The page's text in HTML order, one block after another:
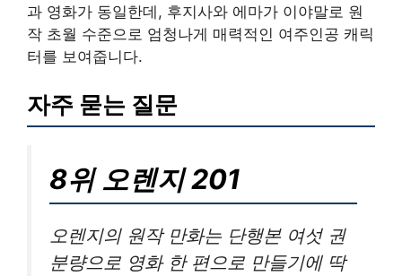
과 영화가 동일한데, 후지사와 에마가 이야말로 원
작 초월 수준으로 엄청나게 매력적인 여주인공 캐릭
터를 보여줍니다.
자주 묻는 질문
8위 오렌지 201
오렌지의 원작 만화는 단행본 여섯 권
분량으로 영화 한 편으로 만들기에 딱